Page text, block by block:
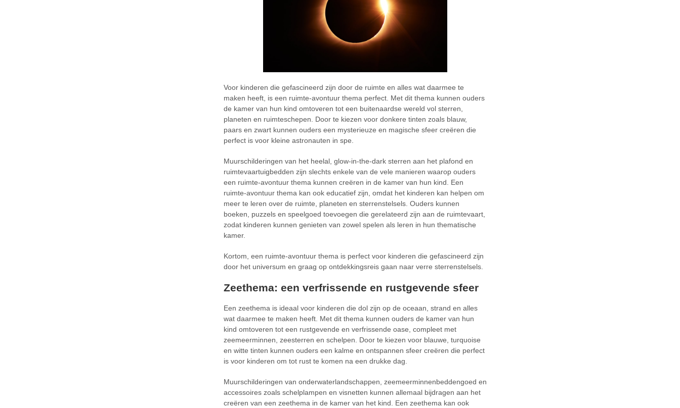
Voor kinderen die gefascineerd zijn door de ruimte en alles wat daarmee te
maken heeft, is een ruimte-avontuur thema perfect. Met dit thema kunnen ouders
de kamer van hun kind omtoveren tot een buitenaardse wereld vol sterren,
planeten en ruimteschepen. Door te kiezen voor donkere tinten zoals blauw,
paars en zwart kunnen ouders een mysterieuze en magische sfeer creëren die
perfect is voor kleine astronauten in spe.
Muurschilderingen van het heelal, glow-in-the-dark sterren aan het plafond en
ruimtevaartuigbedden zijn slechts enkele van de vele manieren waarop ouders
een ruimte-avontuur thema kunnen creëren in de kamer van hun kind. Een
ruimte-avontuur thema kan ook educatief zijn, omdat het kinderen kan helpen om
meer te leren over de ruimte, planeten en sterrenstelsels. Ouders kunnen
boeken, puzzels en speelgoed toevoegen die gerelateerd zijn aan de ruimtevaart,
zodat kinderen kunnen genieten van zowel spelen als leren in hun thematische
kamer.
Kortom, een ruimte-avontuur thema is perfect voor kinderen die gefascineerd zijn
door het universum en graag op ontdekkingsreis gaan naar verre sterrenstelsels.
Zeethema: een verfrissende en rustgevende sfeer
Een zeethema is ideaal voor kinderen die dol zijn op de oceaan, strand en alles
wat daarmee te maken heeft. Met dit thema kunnen ouders de kamer van hun
kind omtoveren tot een rustgevende en verfrissende oase, compleet met
zeemeerminnen, zeesterren en schelpen. Door te kiezen voor blauwe, turquoise
en witte tinten kunnen ouders een kalme en ontspannen sfeer creëren die perfect
is voor kinderen om tot rust te komen na een drukke dag.
Muurschilderingen van onderwaterlandschappen, zeemeerminnenbeddengoed en
accessoires zoals schelplampen en visnetten kunnen allemaal bijdragen aan het
creëren van een zeethema in de kamer van het kind. Een zeethema kan ook